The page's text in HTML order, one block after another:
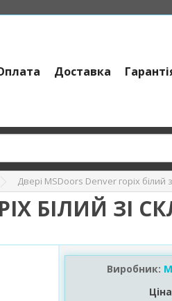
Доставка
Двері MSDoors Denver горіх білий
БІЛИЙ ЗІ
Виробник: